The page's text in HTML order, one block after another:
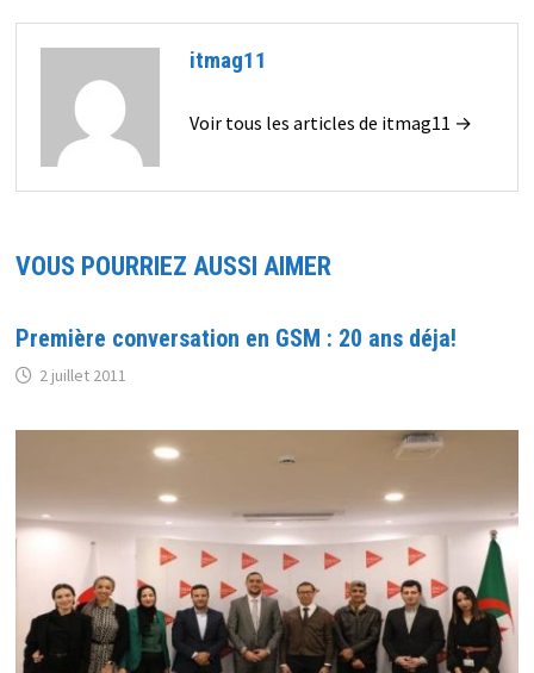
itmag11
Voir tous les articles de itmag11 →
VOUS POURRIEZ AUSSI AIMER
Première conversation en GSM : 20 ans déja!
2 juillet 2011